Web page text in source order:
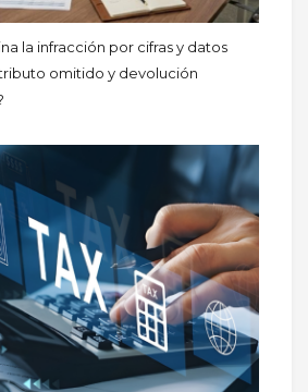
la infracción por cifras y datos
omitido y devolución